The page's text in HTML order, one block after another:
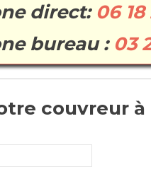
direct: 06
bureau : 03
couvreur à